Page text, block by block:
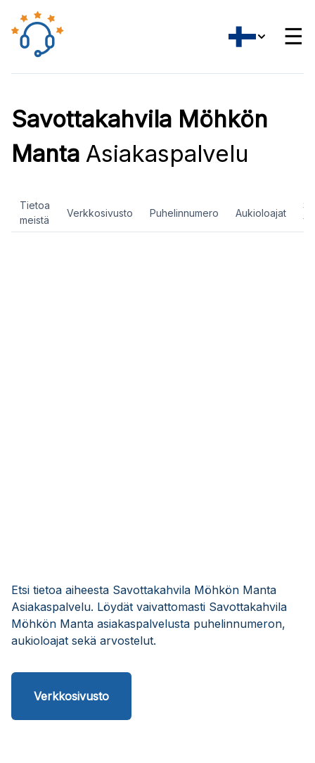
☰
Savottakahvila Möhkön
Manta Asiakaspalvelu
Tietoa
meistä
Verkkosivusto Puhelinnumero Aukioloajat
Etsi tietoa aiheesta Savottakahvila Möhkön Manta
Asiakaspalvelu. Löydät vaivattomasti Savottakahvila
Möhkön Manta asiakaspalvelusta puhelinnumeron,
aukioloajat sekä arvostelut.
Verkkosivusto